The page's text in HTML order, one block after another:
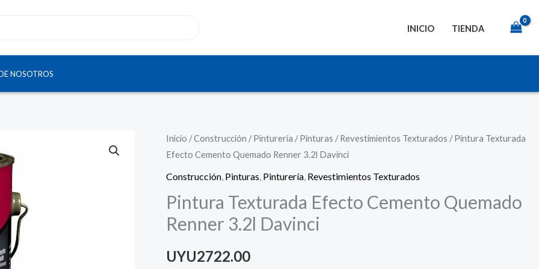
INICIO TIENDA
NOSOTROS
Inicio /Construcción /Pinturería /Pinturas /Revestimientos Texturados / Pintura Texturada
Efecto Cemento Quemado Renner 3.2l Davinci
Construcción Pinturas Pinturería Revestimientos Texturados
Pintura Texturada Efecto Cemento Quemado
Renner 3.2l Davinci
UYU2722.00
Pintura
Texturada
Efecto
Quemado
Renner
Davinci